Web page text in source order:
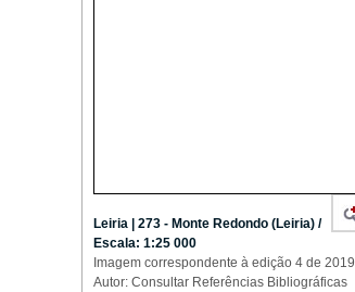
Leiria | 273 - Monte Redondo (Leiria) /
Escala: 1:25 000
Imagem correspondente à edição 4 de 2019
Autor: Consultar Referências Bibliográficas